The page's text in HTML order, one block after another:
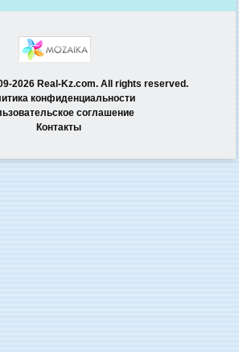
2026 Real-Kz.com. All rights reserved.
конфиденциальности
соглашение
Контакты